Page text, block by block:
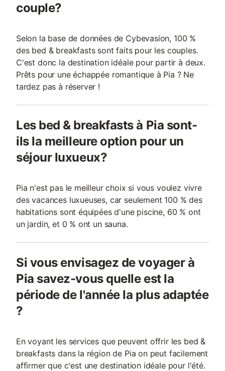
couple?
Selon la base de données de Cybevasion, 100 %
des bed & breakfasts sont faits pour les couples.
C'est donc la destination idéale pour partir à deux.
Prêts pour une échappée romantique à Pia ? Ne
tardez pas à réserver !
Les bed & breakfasts à Pia sont-
ils la meilleure option pour un
séjour luxueux?
Pia n'est pas le meilleur choix si vous voulez vivre
des vacances luxueuses, car seulement 100 % des
habitations sont équipées d'une piscine, 60 % ont
un jardin, et 0 % ont un sauna.
Si vous envisagez de voyager à
Pia savez-vous quelle est la
période de l'année la plus adaptée
?
En voyant les services que peuvent offrir les bed &
breakfasts dans la région de Pia on peut facilement
affirmer que c'est une destination idéale pour l'été.